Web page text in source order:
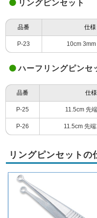
リングピンセット
品番 仕様
P-23 10cm
ハーフリングピンセ
品番 仕様
P-25 11.5cm 先
P-26 11.5cm 先
リングピンセットの